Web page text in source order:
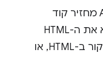
הכרטיסייה הזו שימושית כש-API מחזיר קוד
שגיאה ב-HTML, וקל יותר לקרוא את ה-HTML
שעבר עיבוד מאשר את קוד המקור ב-HTML, או